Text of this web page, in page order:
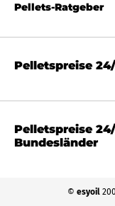
Pellets-Ratgeber
Pelletspreise
Pelletspreise
Bundesländer
© esyoil